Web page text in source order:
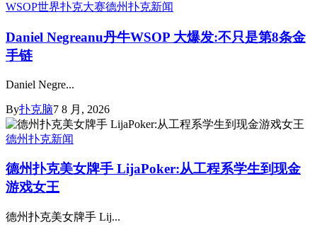
WSOP世界扑克大赛德州扑克新闻
Daniel Negreanu丹牛WSOP 大爆发:不只是第8条金
手链
Daniel Negre...
By扑克脑7 8 月, 2026
德州扑克新闻
德州扑克美女牌手 LijaPoker:从工程系学生到现金
游戏女王
德州扑克美女牌手 Lij...